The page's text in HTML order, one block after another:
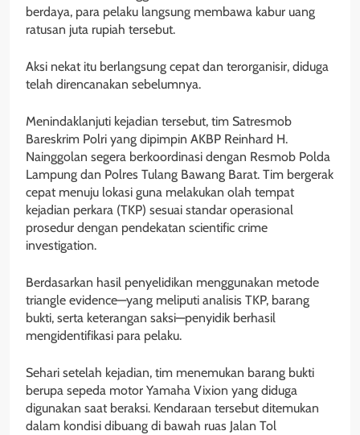
berdaya, para pelaku langsung membawa kabur uang
ratusan juta rupiah tersebut.
Aksi nekat itu berlangsung cepat dan terorganisir, diduga
telah direncanakan sebelumnya.
Menindaklanjuti kejadian tersebut, tim Satresmob
Bareskrim Polri yang dipimpin AKBP Reinhard H.
Nainggolan segera berkoordinasi dengan Resmob Polda
Lampung dan Polres Tulang Bawang Barat. Tim bergerak
cepat menuju lokasi guna melakukan olah tempat
kejadian perkara (TKP) sesuai standar operasional
prosedur dengan pendekatan scientific crime
investigation.
Berdasarkan hasil penyelidikan menggunakan metode
triangle evidence—yang meliputi analisis TKP, barang
bukti, serta keterangan saksi—penyidik berhasil
mengidentifikasi para pelaku.
Sehari setelah kejadian, tim menemukan barang bukti
berupa sepeda motor Yamaha Vixion yang diduga
digunakan saat beraksi. Kendaraan tersebut ditemukan
dalam kondisi dibuang di bawah ruas Jalan Tol